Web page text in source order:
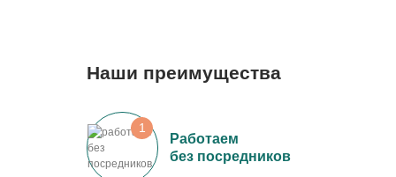
Наши преимущества
1
Работаем
без посредников